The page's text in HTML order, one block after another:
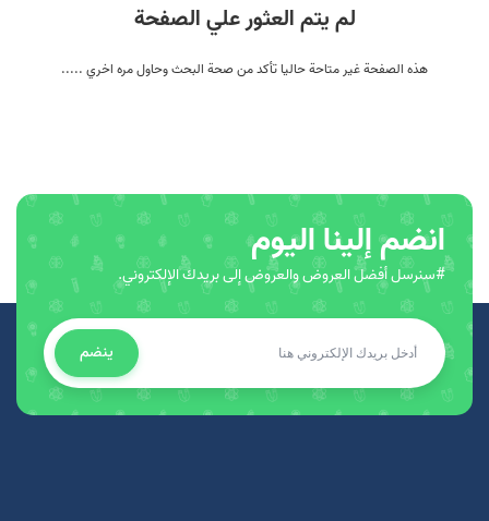
لم يتم العثور علي الصفحة
هذه الصفحة غير متاحة حاليا تأكد من صحة البحث وحاول مره اخري .....
انضم إلينا اليوم
#سنرسل أفضل العروض والعروض إلى بريدك الإلكتروني.
ينضم